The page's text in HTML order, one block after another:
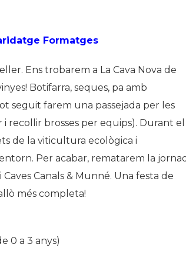
Formatges
Ens trobarem a La Cava Nova de
Botifarra, seques, pa amb
seguit farem una passejada per les
recollir brosses per equips). Durant el
de la viticultura ecològica i
Per acabar, rematarem la
Canals & Munné. Una festa de
més completa!
0 a 3 anys)